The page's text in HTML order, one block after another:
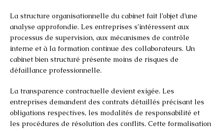
La structure organisationnelle du cabinet fait l’objet d’une
analyse approfondie. Les entreprises s’intéressent aux
processus de supervision, aux mécanismes de contrôle
interne et à la formation continue des collaborateurs. Un
cabinet bien structuré présente moins de risques de
défaillance professionnelle.
La transparence contractuelle devient exigée. Les
entreprises demandent des contrats détaillés précisant les
obligations respectives, les modalités de responsabilité et
les procédures de résolution des conflits. Cette formalisation